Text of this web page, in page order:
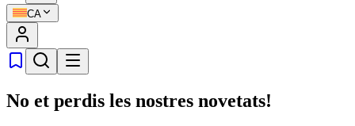
CA
No et perdis les nostres novetats!